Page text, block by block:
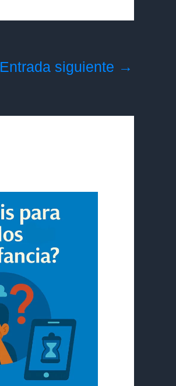
Entrada siguiente →